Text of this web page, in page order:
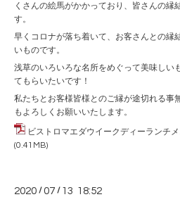
くさんの絵馬がかかっており、皆さんの縁
す。
早くコロナが落ち着いて、お客さんとの縁
いものです。
浅草のいろいろな名所をめぐって美味しい
てもらいたいです！
私たちとお客様皆様とのご縁が途切れる事
もよろしくお願いいたします。
ビストロマエダウイークディーランチ
(0.41MB)
2020 /07 / 13 18:52